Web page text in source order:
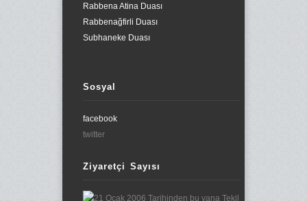
Rabbena Atina Duası
Rabbenağfirli Duası
Subhaneke Duası
Sosyal
facebook
twitter
Ziyaretçi Sayısı